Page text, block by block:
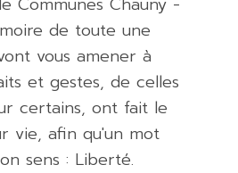
de toute une
vous amener à
et gestes, de celles
certains, ont fait le
vie, afin qu'un mot
sens : Liberté.